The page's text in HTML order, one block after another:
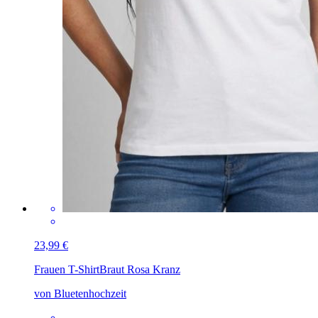
23,99 €
Frauen T-ShirtBraut Rosa Kranz
von Bluetenhochzeit